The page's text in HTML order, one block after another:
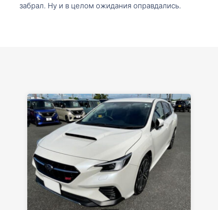
забрал. Ну и в целом ожидания оправдались.